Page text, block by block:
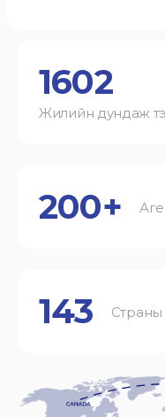
1602
Жилийн дундаж
200+
143